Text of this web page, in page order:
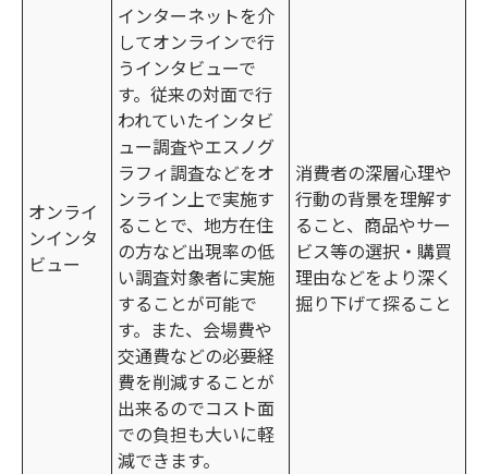
オンライ
ンインタ
ビュー
インターネットを介
してオンラインで行
うインタビューで
す。従来の対面で行
われていたインタビ
ュー調査やエスノグ
ラフィ調査などをオ
ンライン上で実施す
ることで、地方在住
の方など出現率の低
い調査対象者に実施
することが可能で
す。また、会場費や
交通費などの必要経
費を削減することが
出来るのでコスト面
での負担も大いに軽
減できます。
消費者の深層心理や
行動の背景を理解す
ること、商品やサー
ビス等の選択・購買
理由などをより深く
掘り下げて探ること